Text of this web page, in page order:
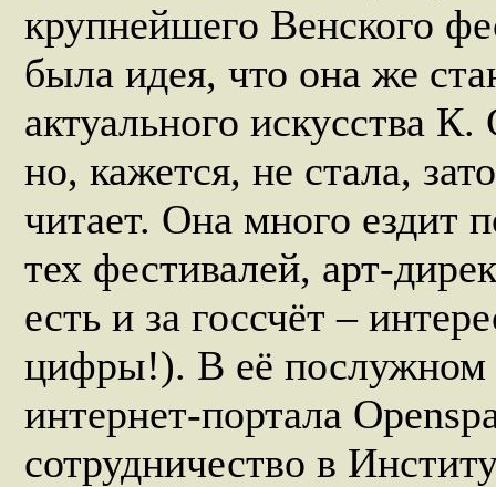
крупнейшего Венского
была идея, что она же
актуального искусства
но, кажется, не стала,
читает. Она много ездит
тех фестивалей, арт-
есть и за госсчёт –
цифры!). В её послужном
интернет-портала
сотрудничество в